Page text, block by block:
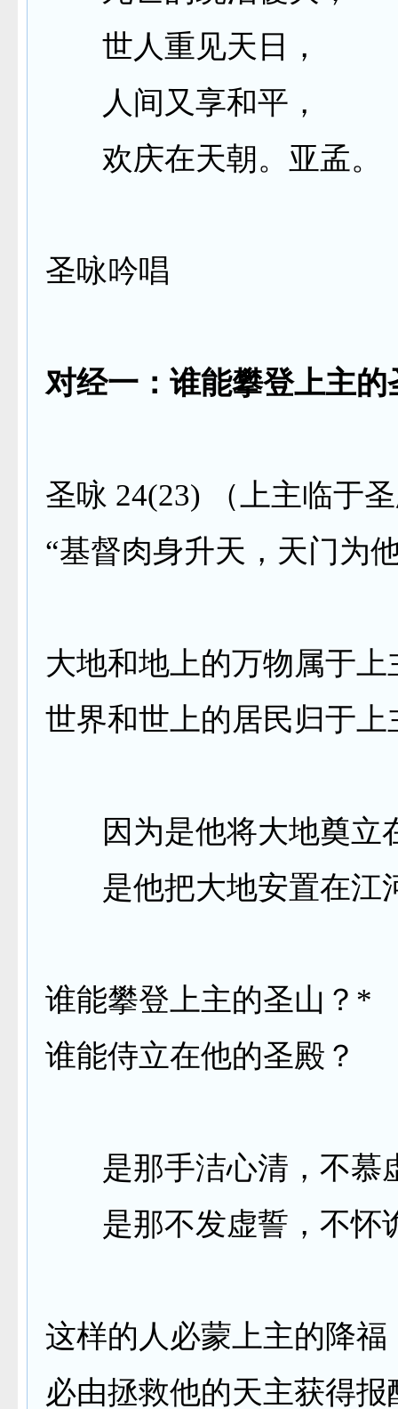
世人重见天日，
人间又享和平，
欢庆在天朝。亚孟。
圣咏吟唱
对经一：谁能攀登上主
圣咏 24(23)
（上主临于
“基督肉身升天，天门为
大地和地上的万物属于上
世界和世上的居民归于上
因为是他将大地奠立
是他把大地安置在江
谁能攀登上主的圣山？ *
谁能侍立在他的圣殿？
是那手洁心清，不慕
是那不发虚誓，不怀
这样的人必蒙上主的降福
必由拯救他的天主获得报